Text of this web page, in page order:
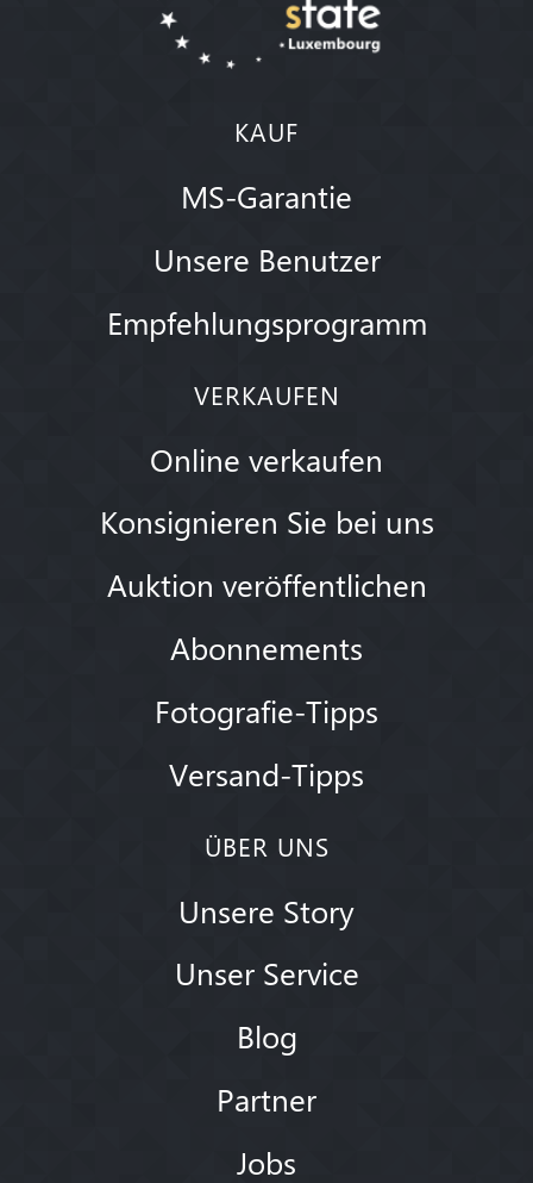
KAUF
MS-Garantie
Unsere Benutzer
Empfehlungsprogramm
VERKAUFEN
Online verkaufen
Konsignieren Sie bei uns
Auktion veröffentlichen
Abonnements
Fotografie-Tipps
Versand-Tipps
ÜBER UNS
Unsere Story
Unser Service
Blog
Partner
Jobs